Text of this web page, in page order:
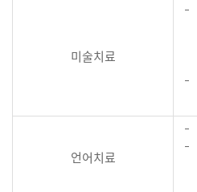
미술치료
언어치료